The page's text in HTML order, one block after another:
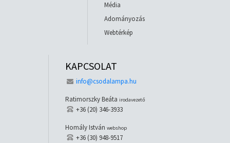
Média
Adományozás
Webtérkép
KAPCSOLAT
info@csodalampa.hu
Ratimorszky Beáta irodavezető
+36 (20) 346-3933
Homály István webshop
+36 (30) 948-9517